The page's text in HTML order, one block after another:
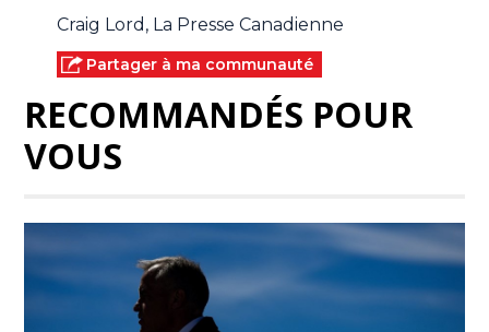
Craig Lord, La Presse Canadienne
Partager à ma communauté
RECOMMANDÉS POUR
VOUS